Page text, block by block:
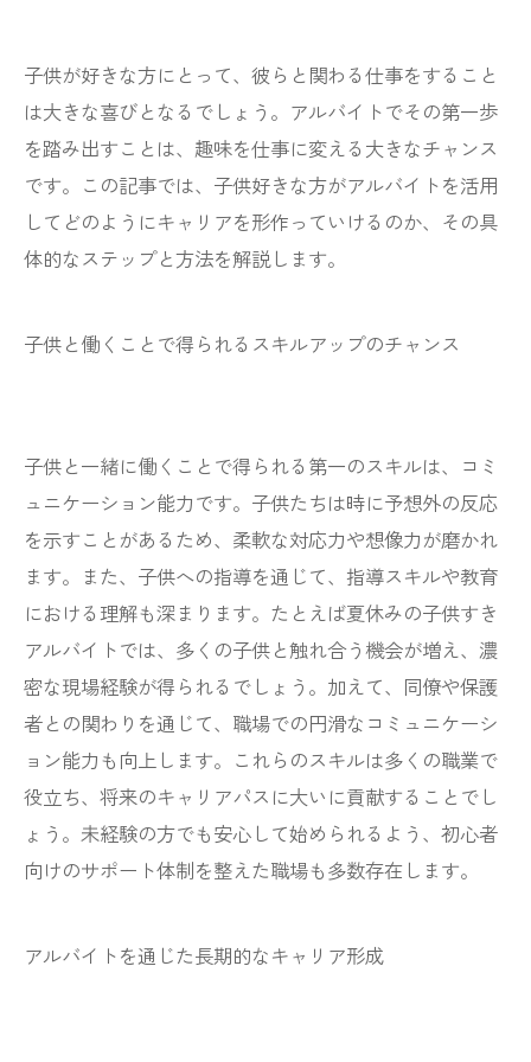
子供が好きな方にとって、彼らと関わる仕事をすること
は大きな喜びとなるでしょう。アルバイトでその第一歩
を踏み出すことは、趣味を仕事に変える大きなチャンス
です。この記事では、子供好きな方がアルバイトを活用
してどのようにキャリアを形作っていけるのか、その具
体的なステップと方法を解説します。
子供と働くことで得られるスキルアップのチャンス
子供と一緒に働くことで得られる第一のスキルは、コミ
ュニケーション能力です。子供たちは時に予想外の反応
を示すことがあるため、柔軟な対応力や想像力が磨かれ
ます。また、子供への指導を通じて、指導スキルや教育
における理解も深まります。たとえば夏休みの子供すき
アルバイトでは、多くの子供と触れ合う機会が増え、濃
密な現場経験が得られるでしょう。加えて、同僚や保護
者との関わりを通じて、職場での円滑なコミュニケーシ
ョン能力も向上します。これらのスキルは多くの職業で
役立ち、将来のキャリアパスに大いに貢献することでし
ょう。未経験の方でも安心して始められるよう、初心者
向けのサポート体制を整えた職場も多数存在します。
アルバイトを通じた長期的なキャリア形成